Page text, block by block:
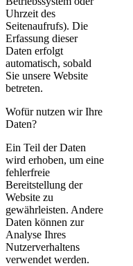
Uhrzeit des
Seitenaufrufs). Die
Erfassung dieser
Daten erfolgt
automatisch, sobald
Sie unsere Website
betreten.
Wofür nutzen wir Ihre
Daten?
Ein Teil der Daten
wird erhoben, um eine
fehlerfreie
Bereitstellung der
Website zu
gewährleisten. Andere
Daten können zur
Analyse Ihres
Nutzerverhaltens
verwendet werden.